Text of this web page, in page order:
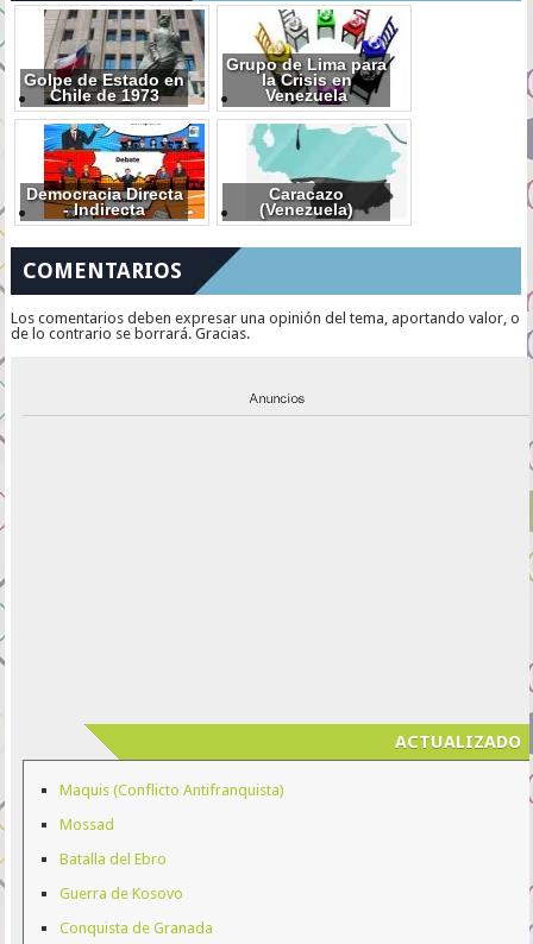
Golpe de Estado en
Chile de 1973
Grupo de Lima para
la Crisis en
Venezuela
Democracia Directa
- Indirecta
Caracazo
(Venezuela)
COMENTARIOS
Los comentarios deben expresar una opinión del tema, aportando valor, o
de lo contrario se borrará. Gracias.
ACTUALIZADO
Maquis (Conflicto Antifranquista)
Mossad
Batalla del Ebro
Guerra de Kosovo
Conquista de Granada